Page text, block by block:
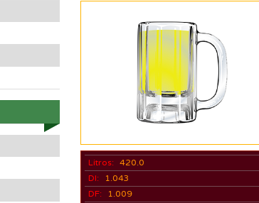
Litros: 420.0
DI:
1.043
DF:
1.009